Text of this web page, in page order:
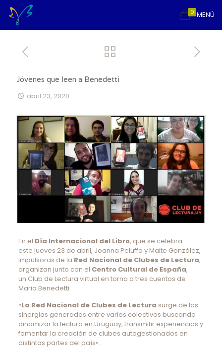
MENÚ
0
Jóvenes que leen a Benedetti
abril 23, 2020
En el Día Internacional del Libro, que se celebra
este jueves 23 de abril, Joanna Peluffo y Maite González,
impulsoras de la Red Nacional de Clubes de Lectura,
organizan junto con el Centro Cultural de España,
un Club de Lectura virtual en torno a tres cuentos de
Mario Benedetti.
«La Red Nacional de Clubes de Lectura surge de las
sinergias generadas entre varios colectivos buscando
dinamizar la lectura en Uruguay, transmitir experiencias y
fomentar la creación de clubes autogestionados en
distintas partes del país».